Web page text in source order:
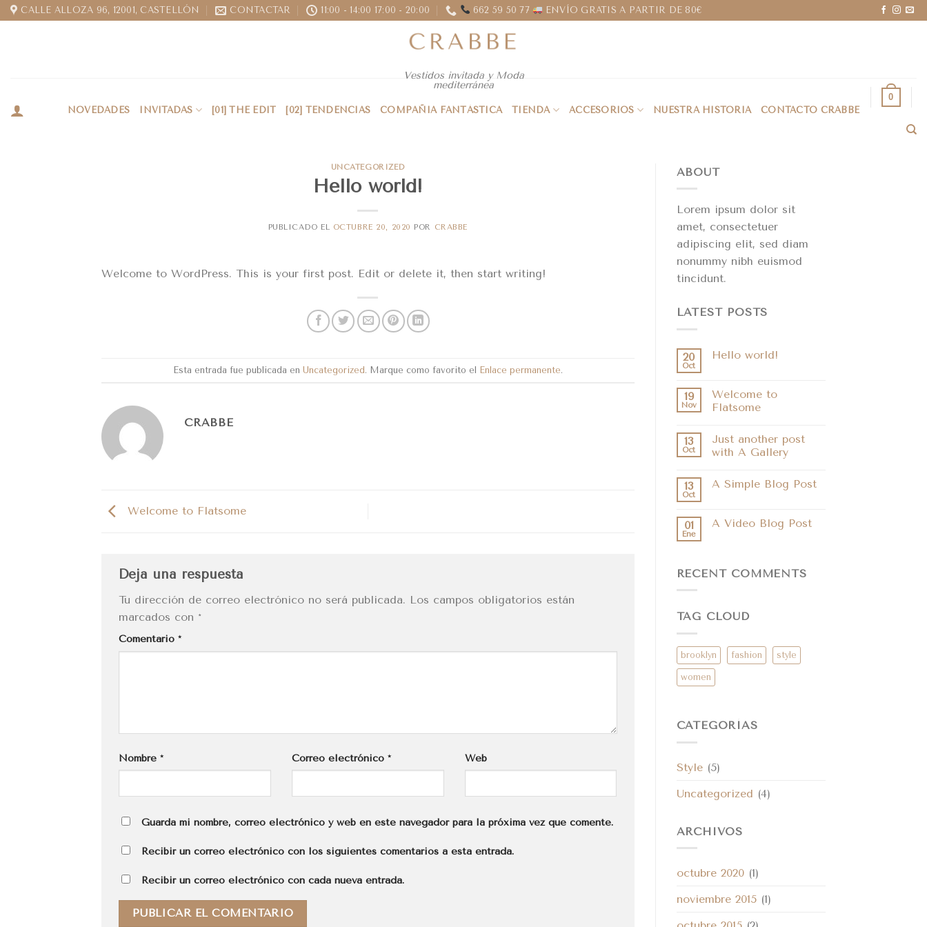
CALLE ALLOZA 96, 12001, CASTELLÓN CONTACTAR 11:00 - 14:00 17:00 - 20:00 662 59 50 77 ENVÍO GRATIS A PARTIR DE 80€
Vestidos invitada y Moda
mediterránea
NOVEDADES INVITADAS [01] THE EDIT [02] TENDENCIAS COMPAÑIA FANTÁSTICA TIENDA ACCESORIOS NUESTRA HISTORIA CONTACTO CRABBE
0
UNCATEGORIZED
Hello world!
PUBLICADO EL OCTUBRE 20, 2020 POR CRABBE
Welcome to WordPress. This is your first post. Edit or delete it, then start writing!
Esta entrada fue publicada en Uncategorized . Marque como favorito el Enlace permanente.
CRABBE
Welcome to Flatsome
Deja una respuesta
Tu dirección de correo electrónico no será publicada. Los campos obligatorios están
marcados con *
Comentario *
Nombre * Correo electrónico * Web
Guarda mi nombre, correo electrónico y web en este navegador para la próxima vez que comente.
Recibir un correo electrónico con los siguientes comentarios a esta entrada.
Recibir un correo electrónico con cada nueva entrada.
ABOUT
Lorem ipsum dolor sit
amet, consectetuer
adipiscing elit, sed diam
nonummy nibh euismod
tincidunt.
LATEST POSTS
20
Oct
Hello world!
19
Nov
Welcome to
Flatsome
13
Oct
Just another post
with A Gallery
13
Oct
A Simple Blog Post
01
Ene
A Video Blog Post
RECENT COMMENTS
TAG CLOUD
brooklyn fashion style
women
CATEGORÍAS
Style(5)
Uncategorized (4)
ARCHIVOS
octubre 2020(1)
noviembre 2015(1)